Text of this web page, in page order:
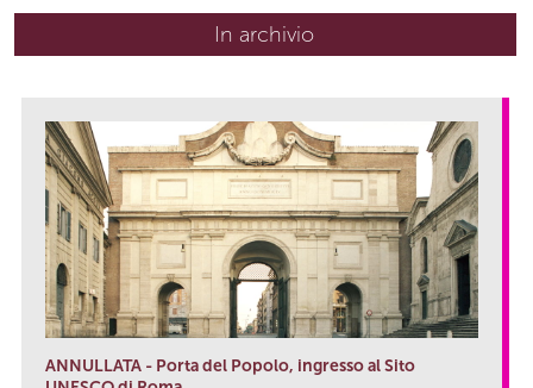
In archivio
ANNULLATA - Porta del Popolo, ingresso al Sito